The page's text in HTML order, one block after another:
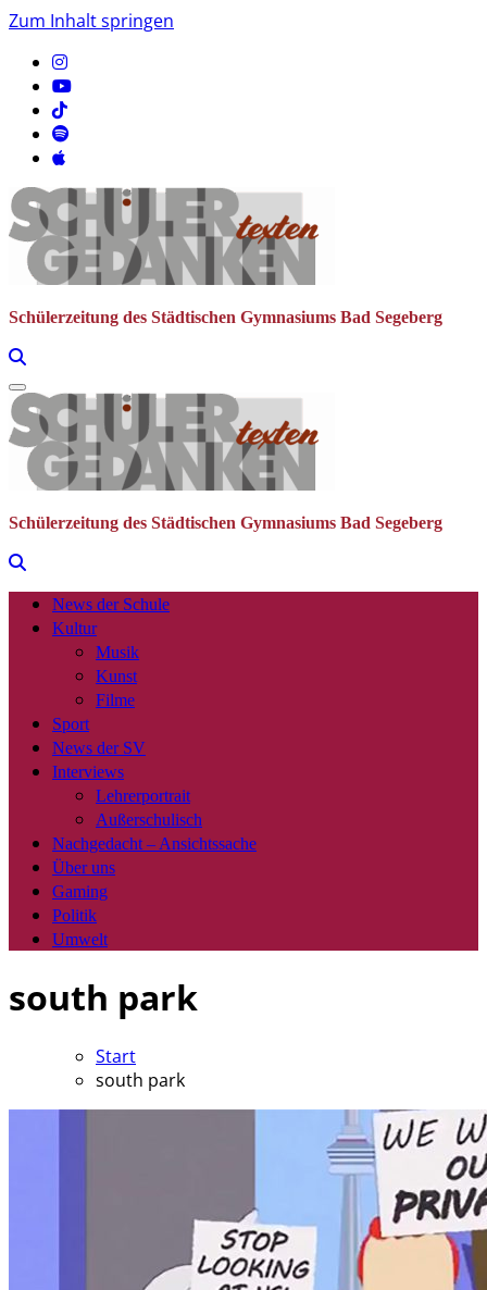
Zum Inhalt springen
Schülerzeitung des Städtischen Gymnasiums Bad Segeberg
Schülerzeitung des Städtischen Gymnasiums Bad Segeberg
News der Schule
Kultur
Musik
Kunst
Filme
Sport
News der SV
Interviews
Lehrerportrait
Außerschulisch
Nachgedacht – Ansichtssache
Über uns
Gaming
Politik
Umwelt
south park
Start
south park